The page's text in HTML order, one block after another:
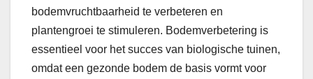
bodemvruchtbaarheid te verbeteren en
plantengroei te stimuleren. Bodemverbetering is
essentieel voor het succes van biologische tuinen,
omdat een gezonde bodem de basis vormt voor